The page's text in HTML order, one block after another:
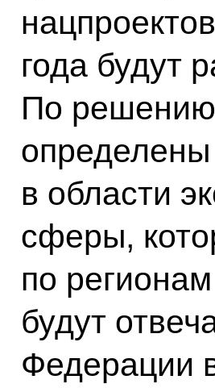
года будут
По решению
в области
сферы,
по
будут
Федерации